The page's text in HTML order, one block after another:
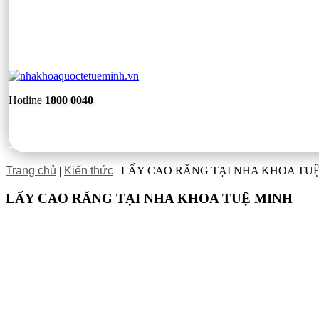
Hotline 1800 0040
Trang chủ | Kiến thức | LẤY CAO RĂNG TẠI NHA KHOA
LẤY CAO RĂNG TẠI NHA KHOA TUỆ MINH